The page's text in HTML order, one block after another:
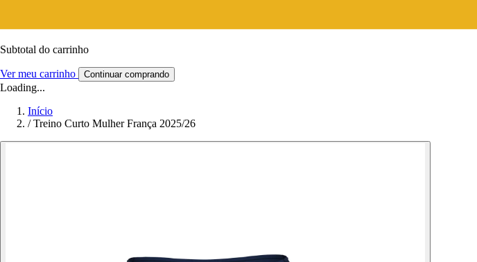
Subtotal do carrinho
Ver meu carrinho Continuar comprando
Loading...
Início
/ Treino Curto Mulher França 2025/26